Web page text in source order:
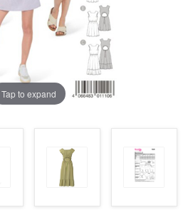
Tap to expand